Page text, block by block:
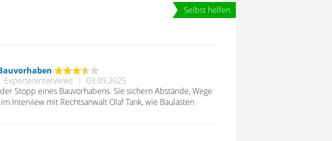
Experteninterviews |
03.09.2025
Stopp eines Bauvorhabens. Sie sichern Abstände, Wege
Interview mit Rechtsanwalt Olaf Tank, wie Baulasten